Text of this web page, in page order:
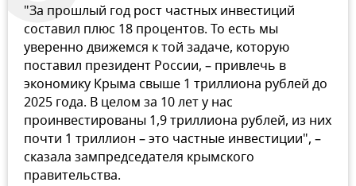
"За прошлый год рост частных инвестиций
составил плюс 18 процентов. То есть мы
уверенно движемся к той задаче, которую
поставил президент России, – привлечь в
экономику Крыма свыше 1 триллиона рублей до
2025 года. В целом за 10 лет у нас
проинвестированы 1,9 триллиона рублей, из них
почти 1 триллион – это частные инвестиции", –
сказала зампредседателя крымского
правительства.